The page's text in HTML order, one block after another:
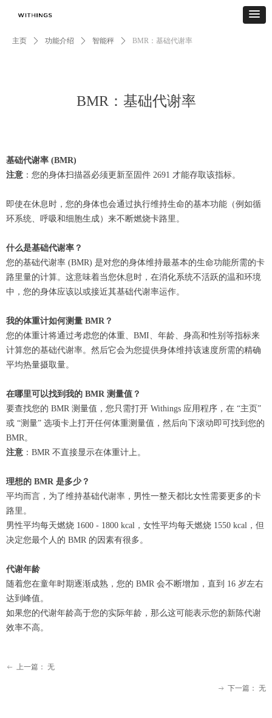
BMR：基础代谢率
主页 ꄲ 功能介绍 ꄲ 智能秤 ꄲ BMR：基础代谢率
基础代谢率 (BMR)
注意 ：您的身体扫描器必须更新至固件 2691 才能存取该指标。
即使在休息时，您的身体也会通过执行维持生命的基本功能（例如循
环系统、呼吸和细胞生成）来不断燃烧卡路里。
什么是基础代谢率？
您的基础代谢率 (BMR) 是对您的身体维持最基本的生命功能所需的卡
路里量的计算。这意味着当您休息时，在消化系统不活跃的温和环境
中，您的身体应该以或接近其基础代谢率运作。
我的体重计如何测量 BMR？
您的体重计将通过考虑您的体重、BMI、年龄、身高和性别等指标来
计算您的基础代谢率。然后它会为您提供身体维持该速度所需的精确
平均热量摄取量。
在哪里可以找到我的 BMR 测量值？
要查找您的 BMR 测量值，您只需打开 Withings 应用程序，在 “主页”
或 “测量” 选项卡上打开任何体重测量值，然后向下滚动即可找到您的
BMR。
注意 ：BMR 不直接显示在体重计上。
理想的 BMR 是多少？
平均而言，为了维持基础代谢率，男性一整天都比女性需要更多的卡
路里。
男性平均每天燃烧 1600 - 1800 kcal，女性平均每天燃烧 1550 kcal，但
决定您最个人的 BMR 的因素有很多。
代谢年龄
随着您在童年时期逐渐成熟，您的 BMR 会不断增加，直到 16 岁左右
达到峰值。
如果您的代谢年龄高于您的实际年龄，那么这可能表示您的新陈代谢
效率不高。
ꂃ 上一篇： 无
ꁹ 下一篇： 无